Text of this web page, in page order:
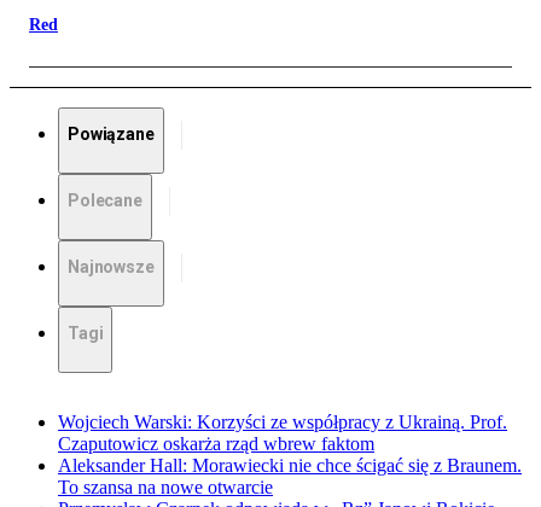
Red
Powiązane
Polecane
Najnowsze
Tagi
Wojciech Warski: Korzyści ze współpracy z Ukrainą. Prof.
Czaputowicz oskarża rząd wbrew faktom
Aleksander Hall: Morawiecki nie chce ścigać się z Braunem.
To szansa na nowe otwarcie